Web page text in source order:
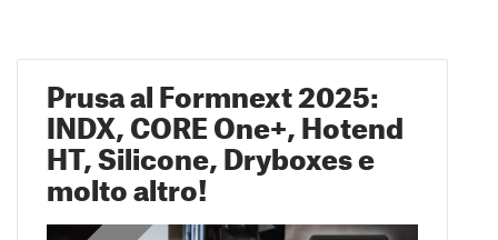
Prusa al Formnext 2025:
INDX, CORE One+, Hotend
HT, Silicone, Dryboxes e
molto altro!